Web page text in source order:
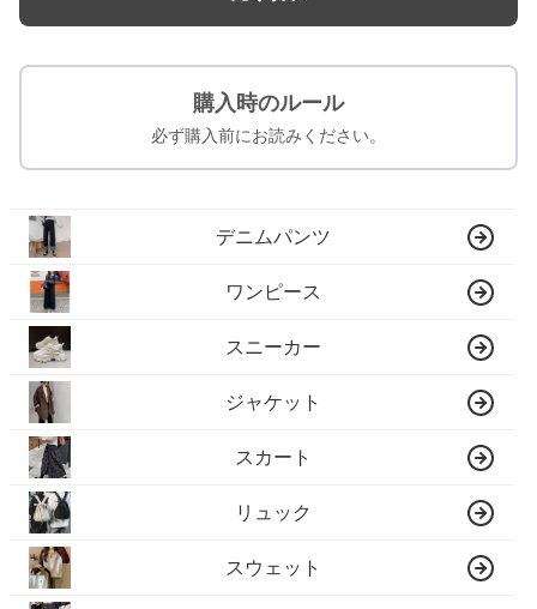
購入時のルール
必ず購入前にお読みください。
デニムパンツ
ワンピース
スニーカー
ジャケット
スカート
リュック
スウェット